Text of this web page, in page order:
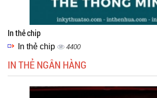
In thẻ chip
In thẻ chip 4400
IN THẺ NGÂN HÀNG